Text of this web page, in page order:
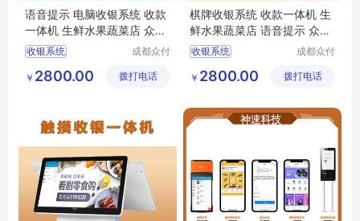
语音提示 电脑收银系统 收款
一体机 生鲜水果蔬菜店 众付
天下
收银系统
门店收银系统
成都众付
有限公司
￥ 2800.00 拨打电话
棋牌收银系统 收款一体机 生
鲜水果蔬菜店 语音提示 众付
天下
收银系统
店铺收银系统
便利店收银系统
成都众付
有限公司
￥ 2800.00 拨打电话